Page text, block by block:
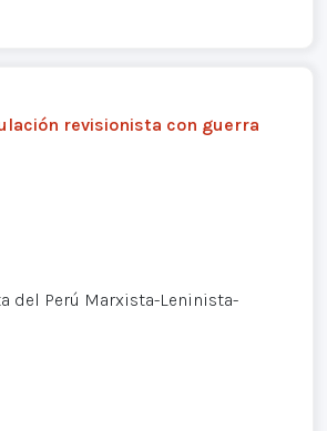
revisionista con guerra
del Perú Marxista-Leninista-